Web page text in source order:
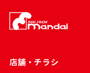
店舗・チラシ